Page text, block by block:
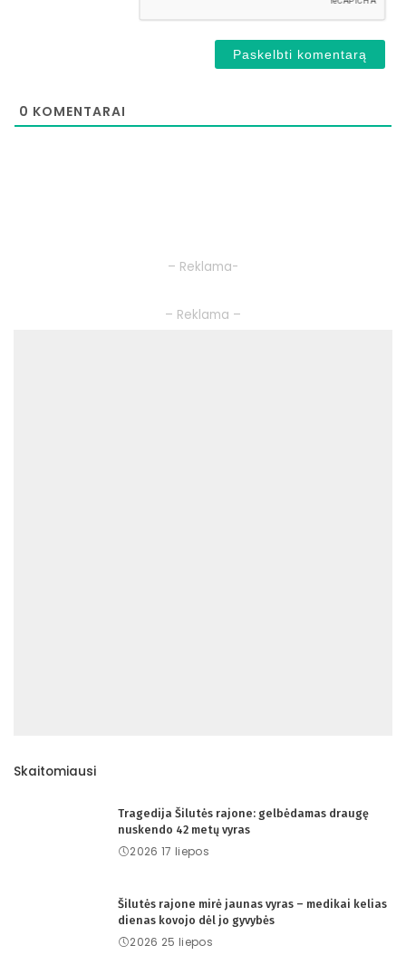
0 KOMENTARAI
– Reklama-
– Reklama –
Skaitomiausi
Tragedija Šilutės rajone: gelbėdamas draugę
nuskendo 42 metų vyras
2026 17 liepos
Šilutės rajone mirė jaunas vyras – medikai kelias
dienas kovojo dėl jo gyvybės
2026 25 liepos